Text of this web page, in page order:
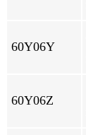
60Y06Y
60Y06Z